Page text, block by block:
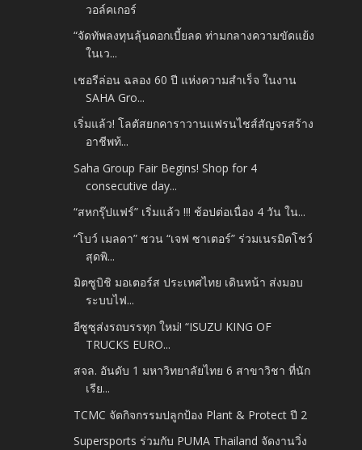
วอล์คเกอร์
“จัดทัพลงทุนลุ้นดอกเบี้ยลด ท่ามกลางความขัดแย้ง
ในเว...
เชอรีล่อน ฉลอง 60 ปี แห่งความสำเร็จ ในงาน
SAHA Gro...
เริ่มแล้ว! โลตัสยกคาราวานแฟรนไชส์สัญจรสร้าง
อาชีพท้...
Saha Group Fair Begins! Shop for 4
consecutive day...
“สหกรุ๊ปแฟร์” เริ่มแล้ว !!! ช้อปต่อเนื่อง 4 วัน ใน...
“โบว์ เมลดา” ชวน “เจฟ ซาเตอร์” ร่วมเนรมิตโชว์
สุดพิ...
มิตซูบิชิ มอเตอร์ส ประเทศไทย เดินหน้า ส่งมอบ
ระบบไฟ...
อีซูซุส่งรถบรรทุก ใหม่! “ISUZU KING OF
TRUCKS EURO...
สจล. อันดับ 1 มหาวิทยาลัยไทย 6 สาขาวิชา ที่นัก
เรีย...
TCMC จัดกิจกรรมปลูกป้อง Plant & Protect ปี 2
Supersports ร่วมกับ PUMA Thailand จัดงานวิ่ง